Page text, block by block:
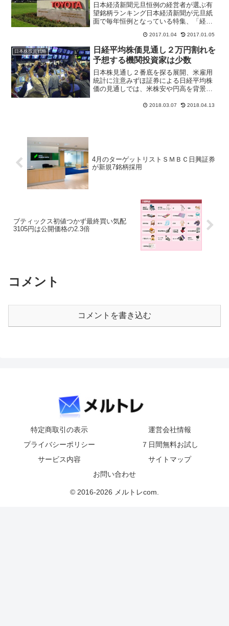
日本経済新聞元旦恒例の経営者が選ぶ有
望銘柄ランキング日本経済新聞が元旦紙
面で毎年恒例となっている特集、「経営
０名のアンケートからトヨタ自動車が有
望株ランキング首位となった。トヨタ自
動車は４年連続ランキング...
2017.01.04 2017.01.05
日本株投資戦略
日経平均株価見通し２万円割れを
予想する機関投資家は少数
日本株見通し２番底を探る展開、米雇用
統計に注意みずほ証券による日経平均株
価の見通しでは、米株安や円高を背景に2
国の保護貿易主義に加え、3月9日発表の
2018.03.07 2018.04.13
4月のターゲットリストＳＭＢＣ日興証券
が新規7銘柄採用
ブティックス初値つかず最終買い気配
3105円は公開価格の2.3倍
コメント
コメントを書き込む
特定商取引の表示
運営会社情報
プライバシーポリシー
７日間無料お試し
サービス内容
サイトマップ
お問い合わせ
© 2016-2026 メルトレcom.